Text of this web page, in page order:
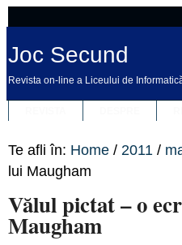
Joc Secund
Revista on-line a Liceului de
Te afli în: Home / 2011 /
lui Maugham
Vălul pictat – o
Maugham